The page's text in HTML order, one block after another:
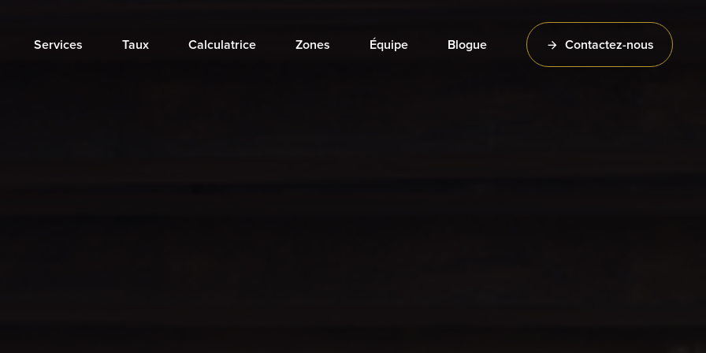
Services Taux Calculatrice Zones Équipe Blogue Contactez-nous